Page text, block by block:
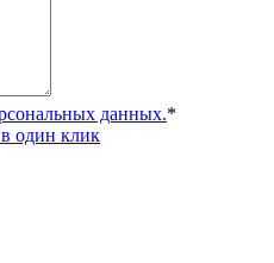
данных.*
один клик